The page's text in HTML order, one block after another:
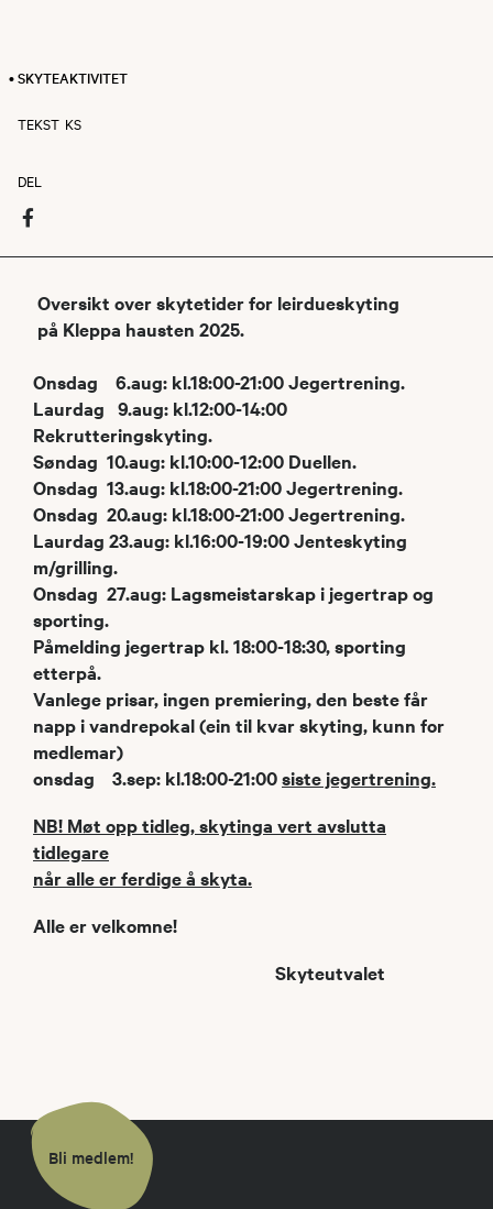
• SKYTEAKTIVITET
TEKST KS
DEL
Oversikt over skytetider for leirdueskyting
på Kleppa hausten 2025.
Onsdag 6.aug: kl.18:00-21:00 Jegertrening.
Laurdag 9.aug: kl.12:00-14:00
Rekrutteringskyting.
Søndag 10.aug: kl.10:00-12:00 Duellen.
Onsdag 13.aug: kl.18:00-21:00 Jegertrening.
Onsdag 20.aug: kl.18:00-21:00 Jegertrening.
Laurdag 23.aug: kl.16:00-19:00 Jenteskyting
m/grilling.
Onsdag 27.aug: Lagsmeistarskap i jegertrap og
sporting.
Påmelding jegertrap kl. 18:00-18:30, sporting
etterpå.
Vanlege prisar, ingen premiering, den beste får
napp i vandrepokal (ein til kvar skyting, kunn for
medlemar)
onsdag 3.sep: kl.18:00-21:00siste jegertrening.
NB! Møt opp tidleg, skytinga vert avslutta
tidlegare
når alle er ferdige å skyta.
Alle er velkomne!
Skyteutvalet
Bli medlem!